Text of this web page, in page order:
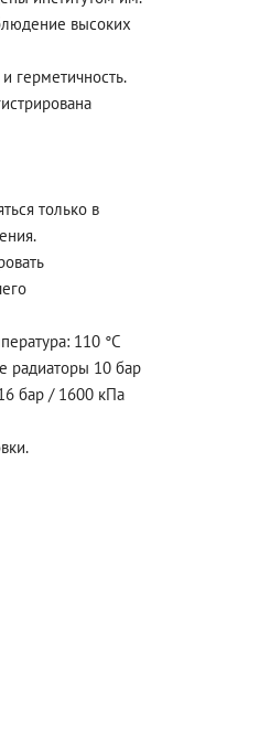
высоких
герметичность.
только в
110 °C
радиаторы 10 бар
бар / 1600 кПа